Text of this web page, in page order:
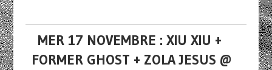
MER 17 NOVEMBRE : XIU XIU +
FORMER GHOST + ZOLA JESUS @